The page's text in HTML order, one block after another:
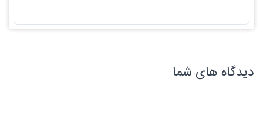
دیدگاه های شما